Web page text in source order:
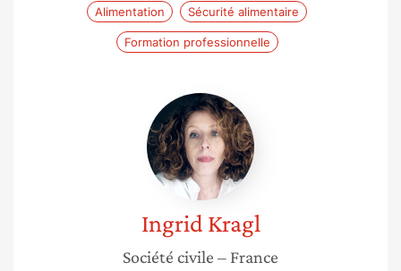
Alimentation Sécurité alimentaire
Formation professionnelle
Ingrid
Kragl
Ingrid Kragl
Société civile – France